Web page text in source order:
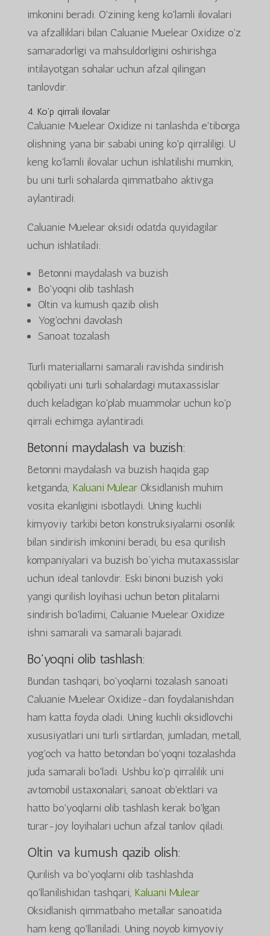
imkonini beradi. O'zining keng ko'lamli ilovalari
va afzalliklari bilan Caluanie Muelear Oxidize o'z
samaradorligi va mahsuldorligini oshirishga
intilayotgan sohalar uchun afzal qilingan
tanlovdir.
4. Ko'p qirrali ilovalar
Caluanie Muelear Oxidize ni tanlashda e'tiborga
olishning yana bir sababi uning ko'p qirraliligi. U
keng ko'lamli ilovalar uchun ishlatilishi mumkin,
bu uni turli sohalarda qimmatbaho aktivga
aylantiradi.
Caluanie Muelear oksidi odatda quyidagilar
uchun ishlatiladi:
Betonni maydalash va buzish
Bo'yoqni olib tashlash
Oltin va kumush qazib olish
Yog'ochni davolash
Sanoat tozalash
Turli materiallarni samarali ravishda sindirish
qobiliyati uni turli sohalardagi mutaxassislar
duch keladigan ko'plab muammolar uchun ko'p
qirrali echimga aylantiradi.
Betonni maydalash va buzish:
Betonni maydalash va buzish haqida gap
ketganda, Kaluani MulearOksidlanish muhim
vosita ekanligini isbotlaydi. Uning kuchli
kimyoviy tarkibi beton konstruksiyalarni osonlik
bilan sindirish imkonini beradi, bu esa qurilish
kompaniyalari va buzish bo‘yicha mutaxassislar
uchun ideal tanlovdir. Eski binoni buzish yoki
yangi qurilish loyihasi uchun beton plitalarni
sindirish bo'ladimi, Caluanie Muelear Oxidize
ishni samarali va samarali bajaradi.
Bo'yoqni olib tashlash:
Bundan tashqari, bo'yoqlarni tozalash sanoati
Caluanie Muelear Oxidize-dan foydalanishdan
ham katta foyda oladi. Uning kuchli oksidlovchi
xususiyatlari uni turli sirtlardan, jumladan, metall,
yog'och va hatto betondan bo'yoqni tozalashda
juda samarali bo'ladi. Ushbu ko'p qirralilik uni
avtomobil ustaxonalari, sanoat ob'ektlari va
hatto bo'yoqlarni olib tashlash kerak bo'lgan
turar-joy loyihalari uchun afzal tanlov qiladi.
Oltin va kumush qazib olish:
Qurilish va bo'yoqlarni olib tashlashda
qo'llanilishidan tashqari, Kaluani Mulear
Oksidlanish qimmatbaho metallar sanoatida
ham keng qo'llaniladi. Uning noyob kimyoviy